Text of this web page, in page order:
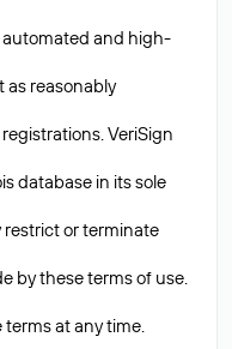
automated and high-
as reasonably
VeriSign
database in its sole
restrict or terminate
by these terms of use.
at any time.